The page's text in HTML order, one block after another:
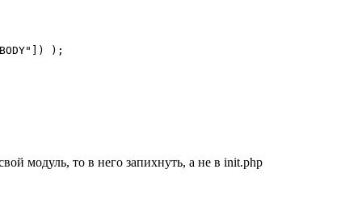
);
модуль, то в него запихнуть, а не в init.php